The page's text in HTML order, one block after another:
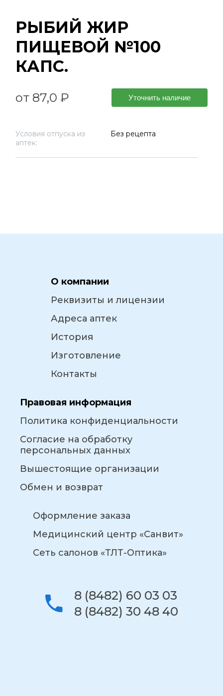
РЫБИЙ ЖИР
ПИЩЕВОЙ №100
КАПС.
от 87,0 ₽ Уточнить наличие
Условия отпуска из
аптек:
Без рецепта
О компании
Реквизиты и лицензии
Адреса аптек
История
Изготовление
Контакты
Правовая информация
Политика конфиденциальности
Согласие на обработку
персональных данных
Вышестоящие организации
Обмен и возврат
Оформление заказа
Медицинский центр «Санвит»
Сеть салонов «ТЛТ-Оптика»
8 (8482) 60 03 03
8 (8482) 30 48 40